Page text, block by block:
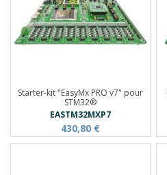
Starter-kit "EasyMx PRO v7" pour
STM32®
EASTM32MXP7
430,80 €